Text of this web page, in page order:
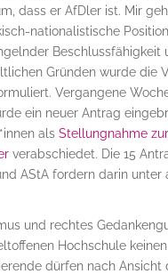
dass er AfDler ist. Mir
nationalistische
Beschlussfähigkeit
Gründen wurde die
Vergangene
ein neuer Antrag
als Stellungnahme
verabschiedet. Die 15
AStA fordern darin unter
und rechtes
Hochschule
dürfen nach Ansicht